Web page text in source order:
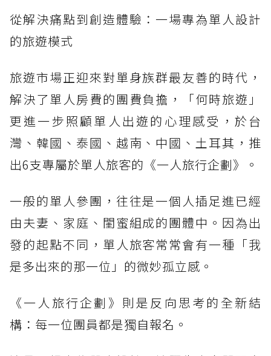
從解決痛點到創造體驗：一場專為單人設計
的旅遊模式
旅遊市場正迎來對單身族群最友善的時代，
解決了單人房費的團費負擔，「何時旅遊」
更進一步照顧單人出遊的心理感受，於台
灣、韓國、泰國、越南、中國、土耳其，推
出6支專屬於單人旅客的《一人旅行企劃》。
一般的單人參團，往往是一個人插足進已經
由夫妻、家庭、閨蜜組成的團體中。因為出
發的起點不同，單人旅客常常會有一種「我
是多出來的那一位」的微妙孤立感。
《一人旅行企劃》則是反向思考的全新結
構：每一位團員都是獨自報名。